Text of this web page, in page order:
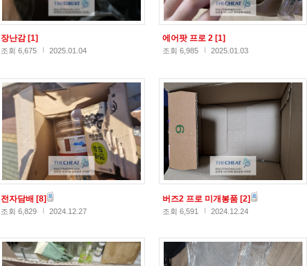
장난감 [1]
조회 6,675 2025.01.04
에어팟 프로 2 [1]
조회 6,985 2025.01.03
전자담배 [8]
조회 6,829 2024.12.27
버즈2 프로 미개봉품 [2]
조회 6,591 2024.12.24